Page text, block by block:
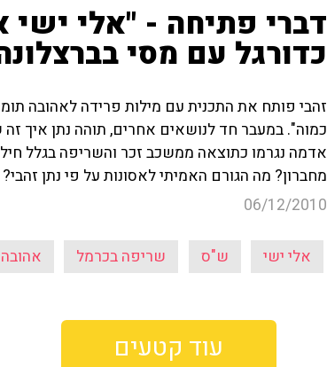
דברי פתיחה - "אלי
כדורגל עם מסי
זהבי פותח את התכנית עם מילות פרידה לאהובה
כמוה". במעבר חד לנושאים אחרים, תוהה נתן איך
אדמה נגרמו כתוצאה ממשכב זכר והשריפה בגלל
מחברון? מה הגורם האמיתי לאסונות על פי נתן זהבי?
06/12/2010
אלי ישי ש"ס שריפה בכרמל
עוד קטעים